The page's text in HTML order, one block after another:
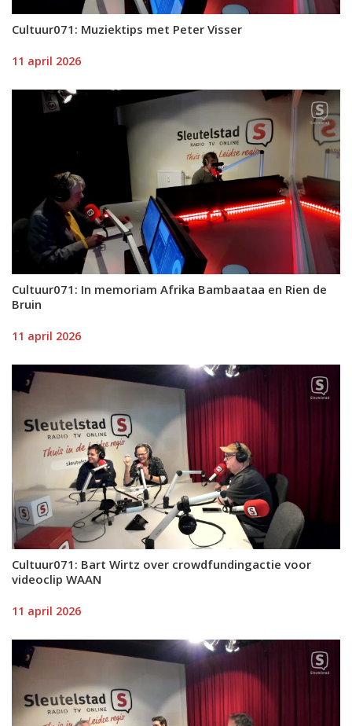
Cultuur071: Muziektips met Peter Visser
11 april 2026
Cultuur071: In memoriam Afrika Bambaataa en Rien de
Bruin
11 april 2026
Cultuur071: Bart Wirtz over crowdfundingactie voor
videoclip WAAN
11 april 2026